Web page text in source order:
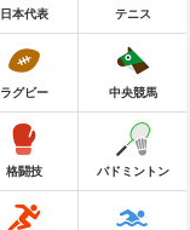
日本代表 テニス
ラグビー 中央競馬
格闘技 バドミントン